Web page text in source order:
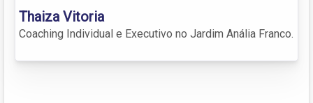
Thaiza Vitoria
Coaching Individual e Executivo no Jardim Anália Franco.